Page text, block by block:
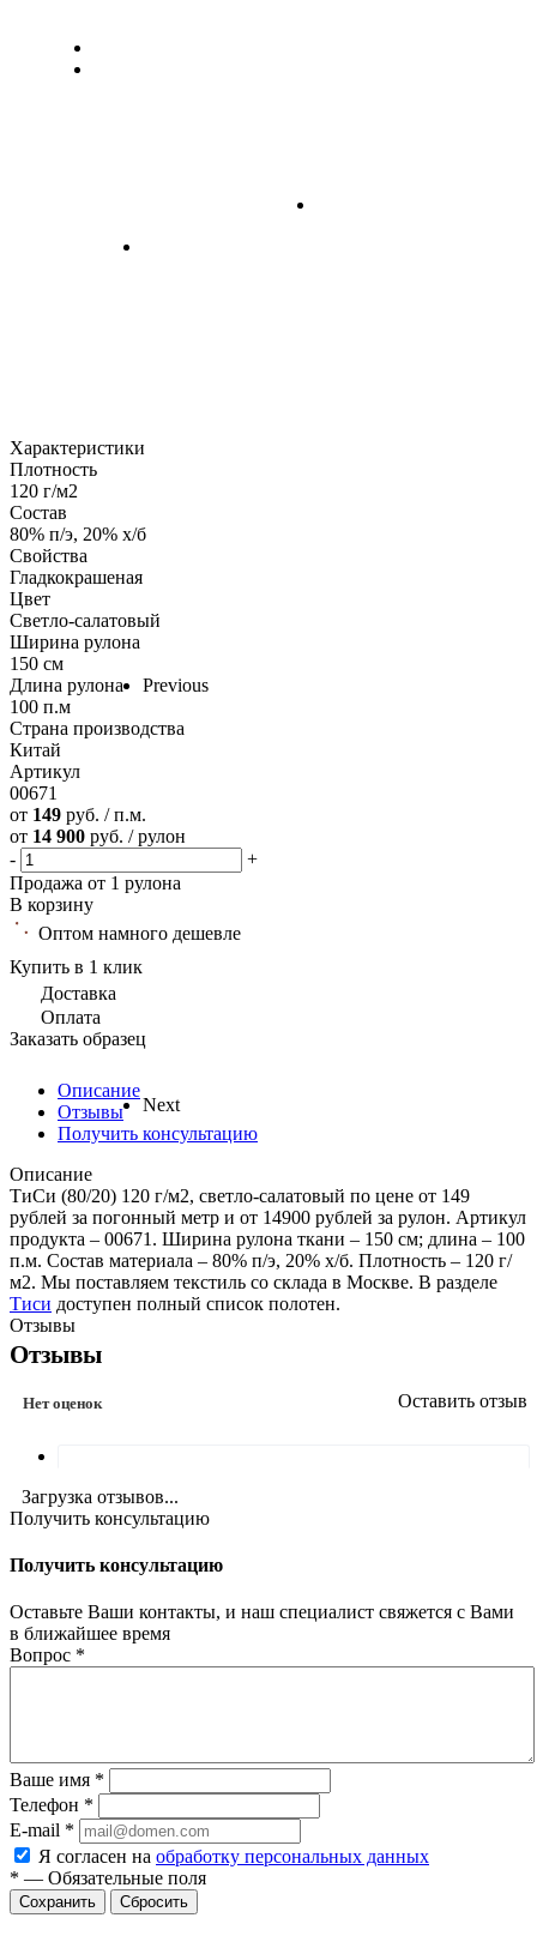
Previous
Next
Характеристики
Плотность
120 г/м2
Состав
80% п/э, 20% х/б
Свойства
Гладкокрашеная
Цвет
Светло-салатовый
Ширина рулона
150 см
Длина рулона
100 п.м
Страна производства
Китай
Артикул
00671
от 149 руб. / п.м.
от 14 900 руб. / рулон
-
+
Продажа от 1 рулона
В корзину
Оптом намного дешевле
Купить в 1 клик
Доставка
Оплата
Заказать образец
Описание
Отзывы
Получить консультацию
Описание
ТиСи (80/20) 120 г/м2, светло-салатовый по цене от 149
рублей за погонный метр и от 14900 рублей за рулон. Артикул
продукта – 00671. Ширина рулона ткани – 150 см; длина – 100
п.м. Состав материала – 80% п/э, 20% х/б. Плотность – 120 г/
м2. Мы поставляем текстиль со склада в Москве. В разделе
Тиси доступен полный список полотен.
Отзывы
Отзывы
Нет оценок Оставить отзыв
Загрузка отзывов...
Получить консультацию
Получить консультацию
Оставьте Ваши контакты, и наш специалист свяжется с Вами
в ближайшее время
Вопрос *
Ваше имя *
Телефон *
E-mail *
Я согласен на обработку персональных данных
* — Обязательные поля
Сбросить